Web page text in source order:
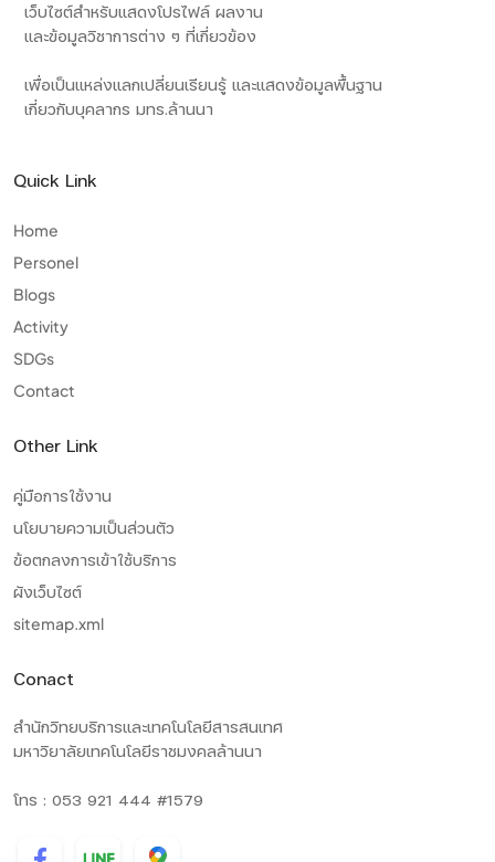
เว็บไซต์สำหรับแสดงโปรไฟล์ ผลงาน
และข้อมูลวิชาการต่าง ๆ ที่เกี่ยวข้อง
เพื่อเป็นแหล่งแลกเปลี่ยนเรียนรู้ และแสดงข้อมูลพื้นฐาน
เกี่ยวกับบุคลากร มทร.ล้านนา
Quick Link
Home
Personel
Blogs
Activity
SDGs
Contact
Other Link
คู่มือการใช้งาน
นโยบายความเป็นส่วนตัว
ข้อตกลงการเข้าใช้บริการ
ผังเว็บไซต์
sitemap.xml
Conact
สำนักวิทยบริการและเทคโนโลยีสารสนเทศ
มหาวิยาลัยเทคโนโลยีราชมงคลล้านนา
โทร : 053 921 444 #1579